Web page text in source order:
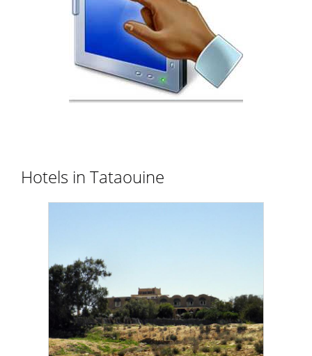
Hotels in Tataouine